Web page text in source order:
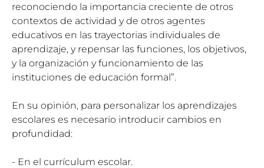
reconociendo la importancia creciente de otros
contextos de actividad y de otros agentes
educativos en las trayectorias individuales de
aprendizaje, y repensar las funciones, los objetivos,
y la organización y funcionamiento de las
instituciones de educación formal”.
En su opinión, para personalizar los aprendizajes
escolares es necesario introducir cambios en
profundidad:
- En el currículum escolar.